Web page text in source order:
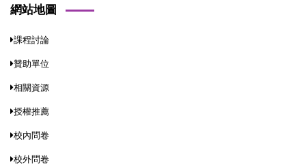
網站地圖
課程討論
贊助單位
相關資源
授權推薦
校內問卷
校外問卷